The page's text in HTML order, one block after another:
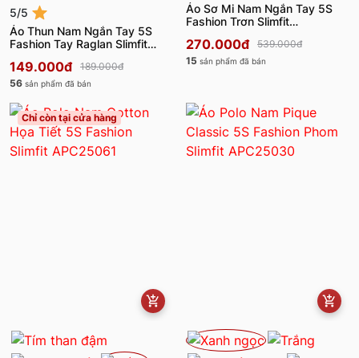
5/5
Áo Thun Nam Ngắn Tay 5S
Fashion Tay Raglan Slimfit
149.000đ
189.000đ
56 sản phẩm đã bán
Áo Sơ Mi Nam Ngắn Tay 5S
Fashion Trơn Slimfit
270.000đ
539.000đ
15 sản phẩm đã bán
Chỉ còn tại cửa hàng